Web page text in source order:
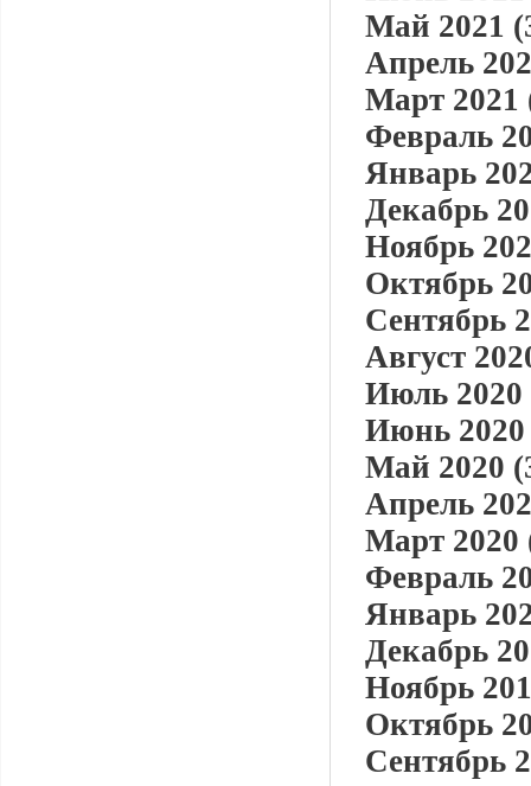
Май 2021
Апрель
Март 2021
Февраль
Январь
Декабрь
Ноябрь
Октябрь
Сентябрь
Август
Июль 2020
Июнь 2020
Май 2020
Апрель
Март 2020
Февраль
Январь
Декабрь
Ноябрь
Октябрь
Сентябрь